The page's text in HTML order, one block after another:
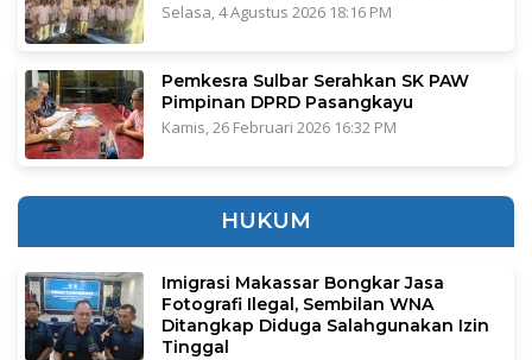
Selasa, 4 Agustus 2026 18:16 PM
Pemkesra Sulbar Serahkan SK PAW
Pimpinan DPRD Pasangkayu
Kamis, 26 Februari 2026 16:32 PM
HUKUM
Imigrasi Makassar Bongkar Jasa
Fotografi Ilegal, Sembilan WNA
Ditangkap Diduga Salahgunakan Izin
Tinggal